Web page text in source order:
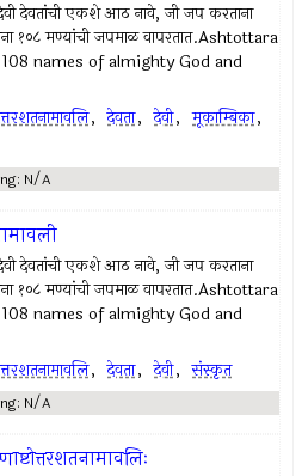
देवी देवतांची एकशे आठ नावे, जी जप करताना
१०८ मण्यांची जपमाळ वापरतात.Ashtottara
names of almighty God and
, देवता, देवी, मूकाम्बिका,
N/A
देवी देवतांची एकशे आठ नावे, जी जप करताना
१०८ मण्यांची जपमाळ वापरतात.Ashtottara
names of almighty God and
, देवता, देवी, संस्कृत
N/A